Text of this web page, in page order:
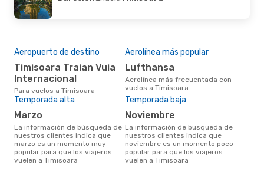
Aeropuerto de destino
Timisoara Traian Vuia
Internacional
Para vuelos a Timisoara
Aerolínea más popular
Lufthansa
Aerolínea más frecuentada con
vuelos a Timisoara
Temporada alta
marzo
La información de búsqueda de
nuestros clientes indica que
marzo es un momento muy
popular para que los viajeros
vuelen a Timisoara
Temporada baja
noviembre
La información de búsqueda de
nuestros clientes indica que
noviembre es un momento poco
popular para que los viajeros
vuelen a Timisoara